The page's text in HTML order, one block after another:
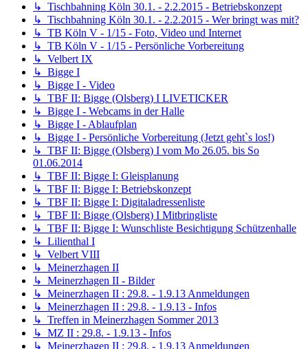
↳ Tischbahning Köln 30.1. - 2.2.2015 - Betriebskonzept
↳ Tischbahning Köln 30.1. - 2.2.2015 - Wer bringt was mit?
↳ TB Köln V - 1/15 - Foto, Video und Internet
↳ TB Köln V - 1/15 - Persönliche Vorbereitung
↳ Velbert IX
↳ Bigge I
↳ Bigge I - Video
↳ TBF II: Bigge (Olsberg) I LIVETICKER
↳ Bigge I - Webcams in der Halle
↳ Bigge I - Ablaufplan
↳ Bigge I - Persönliche Vorbereitung (Jetzt geht`s los!)
↳ TBF II: Bigge (Olsberg) I vom Mo 26.05. bis So
01.06.2014
↳ TBF II: Bigge I: Gleisplanung
↳ TBF II: Bigge I: Betriebskonzept
↳ TBF II: Bigge I: Digitaladressenliste
↳ TBF II: Bigge (Olsberg) I Mitbringliste
↳ TBF II: Bigge I: Wunschliste Besichtigung Schützenhalle
↳ Lilienthal I
↳ Velbert VIII
↳ Meinerzhagen II
↳ Meinerzhagen II - Bilder
↳ Meinerzhagen II : 29.8. - 1.9.13 Anmeldungen
↳ Meinerzhagen II : 29.8. - 1.9.13 - Infos
↳ Treffen in Meinerzhagen Sommer 2013
↳ MZ II : 29.8. - 1.9.13 - Infos
↳ Meinerzhagen II : 29.8. - 1.9.13 Anmeldungen